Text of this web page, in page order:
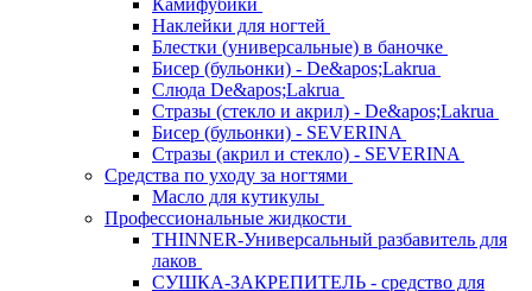
Камифубики
Наклейки для ногтей
Блестки (универсальные) в баночке
Бисер (бульонки) - De&apos;Lakrua
Слюда De&apos;Lakrua
Стразы (стекло и акрил) - De&apos;Lakrua
Бисер (бульонки) - SEVERINA
Стразы (акрил и стекло) - SEVERINA
Средства по уходу за ногтями
Масло для кутикулы
Профессиональные жидкости
THINNER-Универсальный разбавитель для
лаков
СУШКА-ЗАКРЕПИТЕЛЬ - средство для